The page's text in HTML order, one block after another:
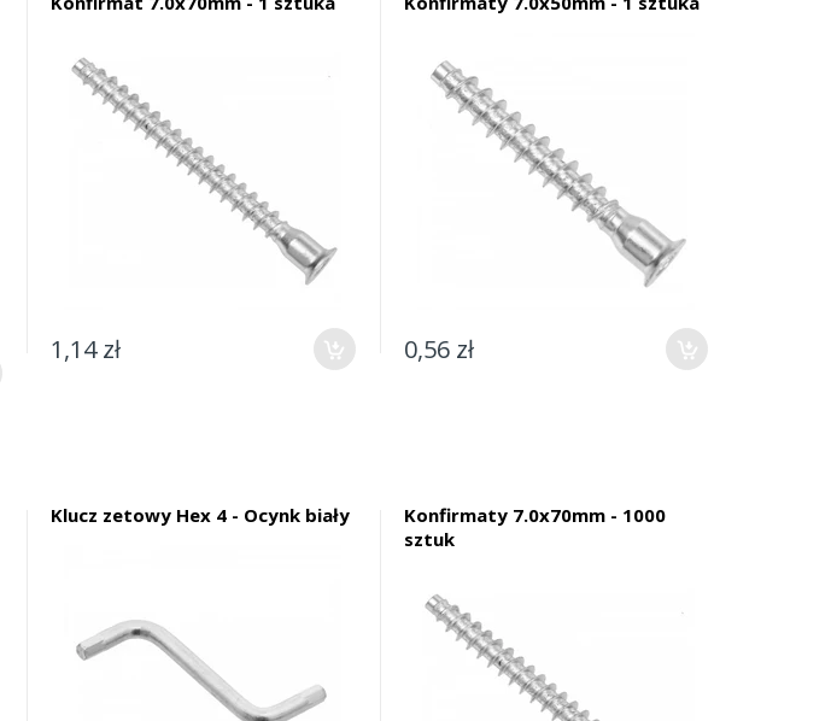
1,14 zł 0,56 zł
Klucz zetowy Hex 4 - Ocynk biały
Konfirmaty 7.0x70mm - 1000
sztuk